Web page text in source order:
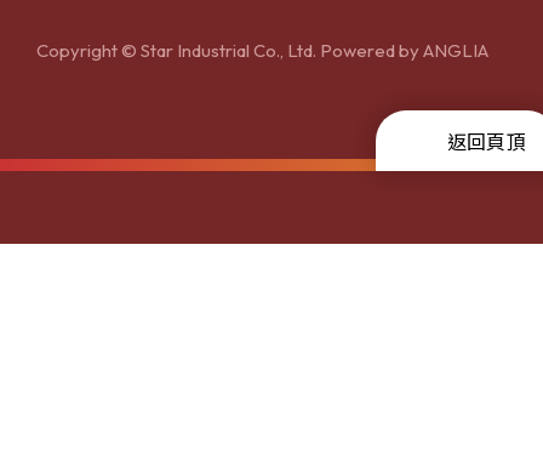
Copyright © Star Industrial Co., Ltd. Powered byANGLIA
返回頁頂